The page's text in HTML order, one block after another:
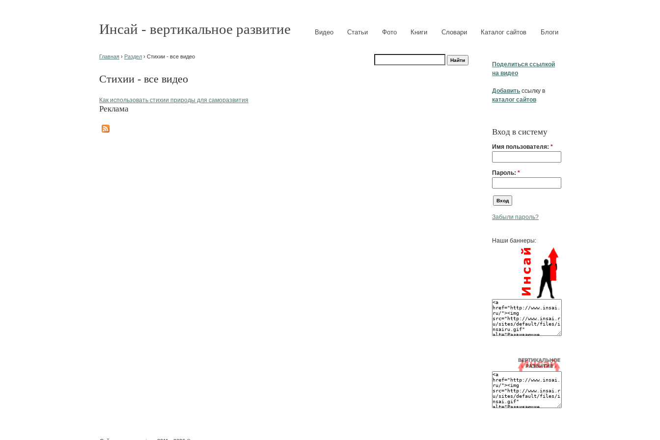
Инсай - вертикальное развитие Видео Статьи Фото Книги Словари Каталог сайтов Блоги
Поделиться ссылкой
на видео
Добавить ссылку в
каталог сайтов
Вход в систему
Имя пользователя: *
Пароль: *
Забыли пароль?
Наши баннеры:
Главная › Раздел › Стихии - все видео
Стихии - все видео
Как использовать стихии природы для саморазвития
Реклама